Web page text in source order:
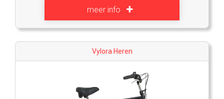
meer info
Vylora Heren